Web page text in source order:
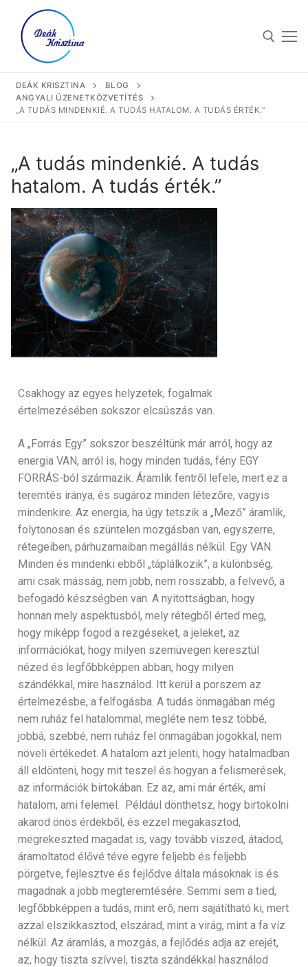
Eszköztáram
Angyali üzenetközvetítés
Asztrozófia
Kérdő asztrológia
Tarot sorselemzés
Számmisztika
Csillagfény meditáció
Bemutatkozás
Blog
Árak
Kapcsolat
DEÁK KRISZTINA
BLOG
ANGYALI ÜZENETKÖZVETÍTÉS
„A TUDÁS MINDENKIÉ. A TUDÁS HATALOM. A TUDÁS ÉRTÉK.”
„A tudás mindenkié. A tudás
hatalom. A tudás érték.”
Csakhogy az egyes helyzetek, fogalmak
értelmezésében sokszor elcsúszás van.
A „Forrás Egy” sokszor beszéltünk már arról, hogy az
energia VAN, arról is, hogy minden tudás, fény EGY
FORRÁS-ból származik. Áramlik fentről lefele, mert ez a
teremtés iránya, és sugároz minden létezőre, vagyis
mindenkire. Az energia, ha úgy tetszik a „Mező” áramlik,
folytonosan és szüntelen mozgásban van, egyszerre,
rétegeiben, párhuzamaiban megállás nélkül. Egy VAN.
Minden és mindenki ebből „táplálkozik”, a különbség,
ami csak másság, nem jobb, nem rosszabb, a felvevő, a
befogadó készségben van. A nyitottságban, hogy
honnan mely aspektusból, mely rétegből érted meg,
hogy miképp fogod a rezgéseket, a jeleket, az
információkat, hogy milyen szemüvegen keresztül
nézed és legfőbbképpen abban, hogy milyen
szándékkal, mire használod. Itt kerül a porszem az
értelmezésbe, a felfogásba. A tudás önmagában még
nem ruház fel hatalommal, megléte nem tesz többé,
jobbá, szebbé, nem ruház fel önmagában jogokkal, nem
növeli értékedet. A hatalom azt jelenti, hogy hatalmadban
áll eldönteni, hogy mit teszel és hogyan a felismerések,
az információk birtokában. Ez az, ami már érték, ami
hatalom, ami felemel. Például dönthetsz, hogy birtokolni
akarod önös érdekből, és ezzel megakasztod,
megrekeszted magadat is, vagy tovább viszed, átadod,
áramoltatod élővé téve egyre feljebb és feljebb
pörgetve, fejlesztve és fejlődve általa másoknak is és
magadnak a jobb megteremtésére. Semmi sem a tied,
legfőbbképpen a tudás, mint erő, nem sajátítható ki, mert
azzal elszikkasztod, elszárad, mint a virág, mint a fa víz
nélkül. Az áramlás, a mozgás, a fejlődés adja az erejét,
az, hogy tiszta szívvel, tiszta szándékkal használod